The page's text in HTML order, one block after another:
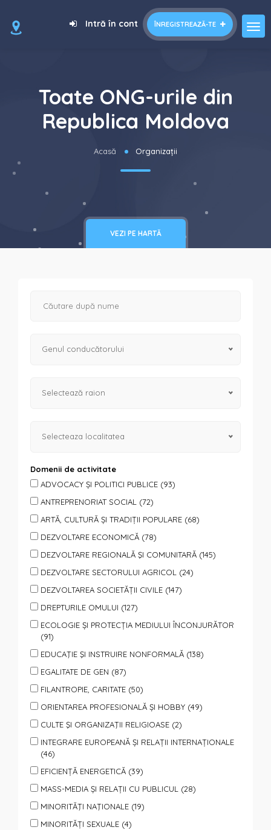
ÎNREGISTREAZĂ-TE
Intră în cont
Toate ONG-urile din
Republica Moldova
Acasă Organizații
VEZI PE HARTĂ
Genul conducătorului
Selectează raion
Selecteaza localitatea
Domenii de activitate
ADVOCACY ȘI POLITICI PUBLICE (93)
ANTREPRENORIAT SOCIAL (72)
ARTĂ, CULTURĂ ȘI TRADIȚII POPULARE (68)
DEZVOLTARE ECONOMICĂ (78)
DEZVOLTARE REGIONALĂ ŞI COMUNITARĂ (145)
DEZVOLTARE SECTORULUI AGRICOL (24)
DEZVOLTAREA SOCIETĂȚII CIVILE (147)
DREPTURILE OMULUI (127)
ECOLOGIE ȘI PROTECȚIA MEDIULUI ÎNCONJURĂTOR
(91)
EDUCAŢIE ŞI INSTRUIRE NONFORMALĂ (138)
EGALITATE DE GEN (87)
FILANTROPIE, CARITATE (50)
ORIENTAREA PROFESIONALĂ ȘI HOBBY (49)
CULTE ŞI ORGANIZAŢII RELIGIOASE (2)
INTEGRARE EUROPEANĂ ȘI RELAȚII INTERNAȚIONALE
(46)
EFICIENȚĂ ENERGETICĂ (39)
MASS-MEDIA ȘI RELAȚII CU PUBLICUL (28)
MINORITĂŢI NAŢIONALE (19)
MINORITĂȚI SEXUALE (4)